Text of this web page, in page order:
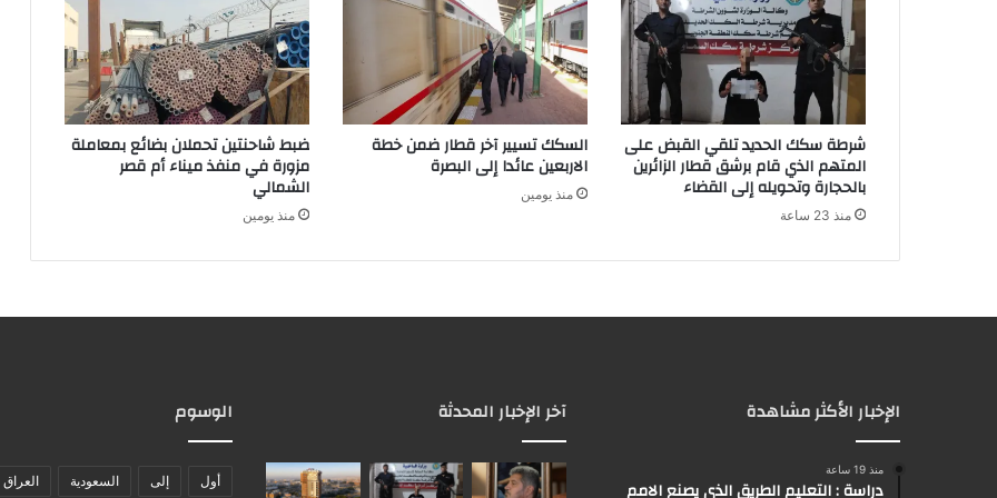
شرطة سكك الحديد تلقي القبض على
المتهم الذي قام برشق قطار الزائرين
بالحجارة وتحويله إلى القضاء
منذ 23 ساعة
السكك تسيير آخر قطار ضمن خطة
الاربعين عائدا إلى البصرة
منذ يومين
ضبط شاحنتين تحملان بضائع بمعاملة
مزورة في منفذ ميناء أم قصر
الشمالي
منذ يومين
الإخبار الأكثر مشاهدة
منذ 19 ساعة
دراسة : التعليم الطريق الذي يصنع الامم
آخر الإخبار المحدثة الوسوم
أول إلى السعودية العراق